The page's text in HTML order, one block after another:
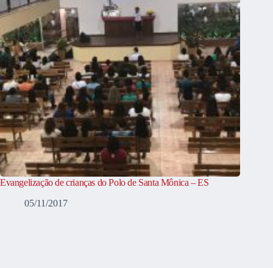
Evangelização de crianças do Polo de Santa Mônica – ES
05/11/2017